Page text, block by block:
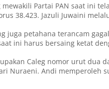
mewakili Partai PAN saat ini
38.423. Jazuli Juwaini
juga petahana terancam
ini harus bersaing ketat
Caleg nomor urut dua
Nuraeni. Andi memperoleh